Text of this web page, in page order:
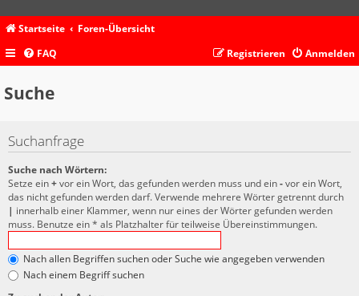
Startseite
Foren-Übersicht
FAQ
Anmelden
Registrieren
Suche
Suchanfrage
Suche nach Wörtern:
Setze ein+vor ein Wort, das gefunden werden muss und ein-vor ein Wort,
das nicht gefunden werden darf. Verwende mehrere Wörter getrennt durch
| innerhalb einer Klammer, wenn nur eines der Wörter gefunden werden
muss. Benutze ein * als Platzhalter für teilweise Übereinstimmungen.
Nach allen Begriffen suchen oder Suche wie angegeben verwenden
Nach einem Begriff suchen